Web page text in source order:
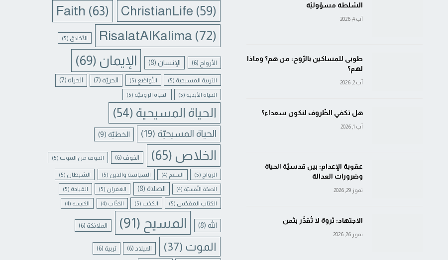
السّلطة مسؤوليّة
آب 4, 2026
طوبى للمساكين بالرّوح: من هم؟ وماذا
لهم؟
آب 2, 2026
هل تكفي الظّروف لنكون سعداء؟
آب 1, 2026
عقوبة الإعدام: بين قدسيّة الحياة
وضرورات العدالة
تموز 29, 2026
الاجتهاد: ثروة لا تُقدَّر بثمن
تموز 26, 2026
ChristianLife (59)
Faith (63)
RisalatAlKalima (72) الأخلاق (5)
الأرواح (6) الإنسان(8) الإيمان (69)
التربية المسيحية (5) التّواضع (5) الحريّة (7) الحياة (7)
الحياة الأبدية (5) الحياة الروحيّة (5)
الحياة المسيحية (54)
الحياة المسيحيّة (19) الخطيّة(9)
الخلاص (65) الخوف (6) الخوف من الموت (5)
الزواج (5) السلام (4) السياسة والدين (5) الشيطان (5)
الصحّة النّفسيّة (4) الصلاة (8) الغفران (5) القيادة (5)
الكتاب المقدّس (5) الكذب (5) الكذّاب (4) الكنيسة (4)
الله (8) المسيح (91) الملائكة (6)
الموت (37) الميلاد (6) تربية (6)